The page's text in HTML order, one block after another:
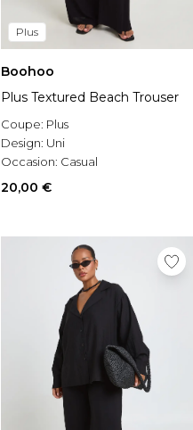
Plus
Boohoo
Plus Textured Beach Trouser
Coupe: Plus
Design: Uni
Occasion: Casual
20,00 €